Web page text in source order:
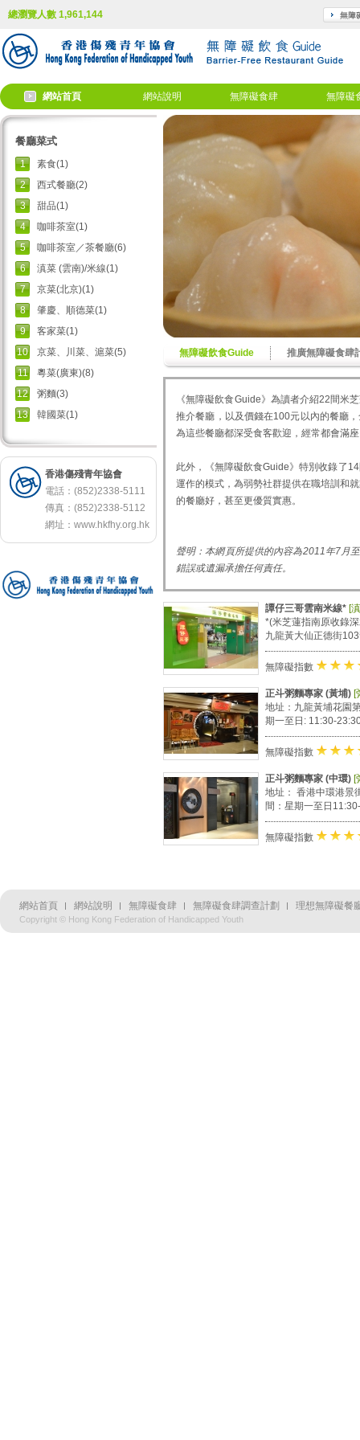
總瀏覽人數 1,961,144
網站首頁 網站說明 無障礙食肆 無障礙
餐廳菜式
1
素食(1)
2
西式餐廳(2)
3
甜品(1)
4
咖啡茶室(1)
5
咖啡茶室／茶餐廳(6)
6
滇菜 (雲南)/米線(1)
7
京菜(北京)(1)
8
肇慶、順德菜(1)
9
客家菜(1)
10
京菜、川菜、滬菜(5)
11
粵菜(廣東)(8)
12
粥麵(3)
13
韓國菜(1)
香港傷殘青年協會
電話：(852)2338-5111
傳真：(852)2338-5112
網址： www.hkfhy.org.hk
無障礙飲食Guide 推廣無障礙食肆
《無障礙飲食Guide》為讀者介紹22間米
推介餐廳，以及價錢在100元以內的餐廳
為這些餐廳都深受食客歡迎，經常都會滿
此外，《無障礙飲食Guide》特別收錄了
運作的模式，為弱勢社群提供在職培訓和
的餐廳好，甚至更優質實惠。
聲明：本網頁所提供的內容為2011年7月
錯誤或遺漏承擔任何責任。
譚仔三哥雲南米線* [
*(米芝蓮指南原收錄
九龍黃大仙正德街
無障礙指數 ★ ★
正斗粥麵專家 (黃埔) [
地址：九龍黃埔花園
期一至日: 11:30-
無障礙指數 ★ ★
正斗粥麵專家 (中環) [
地址： 香港中環港景
間：星期一至日
無障礙指數 ★ ★
網站首頁 網站說明 無障礙食肆 無障礙食肆調查計劃 理想無障礙餐
Copyright © Hong Kong Federation of Handicapped Youth